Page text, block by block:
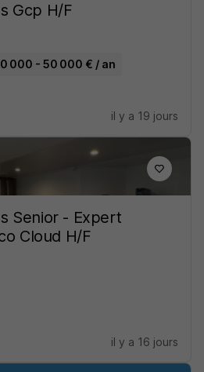
Gcp H/F
000 - 50 000 € / an
il y a 19 jours
Senior - Expert
Cloud H/F
il y a 16 jours